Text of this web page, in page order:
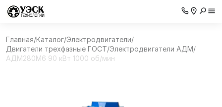
Главная/Каталог/Электродвигатели/
Двигатели трехфазные ГОСТ/Электродвигатели АДМ/
АДМ280М6 90 кВт 1000 об/мин